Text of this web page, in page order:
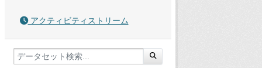
アクティビティストリーム